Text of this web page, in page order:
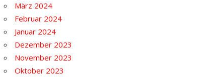
März 2024
Februar 2024
Januar 2024
Dezember 2023
November 2023
Oktober 2023